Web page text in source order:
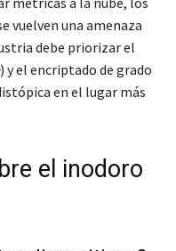
vuelven una amenaza
debe priorizar el
) y el encriptado de grado
en el lugar más
el inodoro